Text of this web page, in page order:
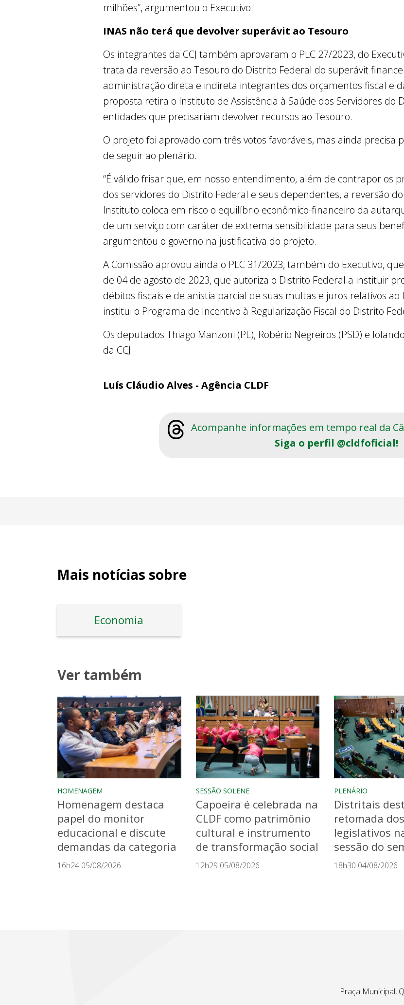
milhões”, argumentou o Executivo.
INAS não terá que devolver superávit ao Tesouro
Os integrantes da CCJ também aprovaram o PLC 27/2023, do
trata da reversão ao Tesouro do Distrito Federal do superávit
administração direta e indireta integrantes dos orçamentos fiscal e
proposta retira o Instituto de Assistência à Saúde dos Servidores do
entidades que precisariam devolver recursos ao Tesouro.
O projeto foi aprovado com três votos favoráveis, mas ainda precisa
de seguir ao plenário.
“É válido frisar que, em nosso entendimento, além de contrapor os
dos servidores do Distrito Federal e seus dependentes, a reversão
Instituto coloca em risco o equilíbrio econômico-financeiro da
de um serviço com caráter de extrema sensibilidade para seus
argumentou o governo na justificativa do projeto.
A Comissão aprovou ainda o PLC 31/2023, também do Executivo,
de 04 de agosto de 2023, que autoriza o Distrito Federal a instituir
débitos fiscais e de anistia parcial de suas multas e juros relativos ao
institui o Programa de Incentivo à Regularização Fiscal do Distrito
Os deputados Thiago Manzoni (PL), Robério Negreiros (PSD) e
da CCJ.
Luís Cláudio Alves - Agência CLDF
Acompanhe informações em tempo real da
Siga o perfil @cldfoficial!
Mais notícias sobre
Economia
Ver também
HOMENAGEM
Homenagem destaca
papel do monitor
educacional e discute
demandas da categoria
16h24 05/08/2026
SESSÃO SOLENE
Capoeira é celebrada na
CLDF como patrimônio
cultural e instrumento
de transformação social
12h29 05/08/2026
PLENÁRIO
Distritais
retomada
legislativos
sessão do
18h30 04/08/2026
Praça Municipal,